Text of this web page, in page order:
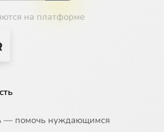
на платформе
— помочь нуждающимся